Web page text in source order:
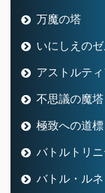
万魔の塔
いにしえの
アストルテ
不思議の魔塔
極致への道標
バトルトリニ
バトル・ル